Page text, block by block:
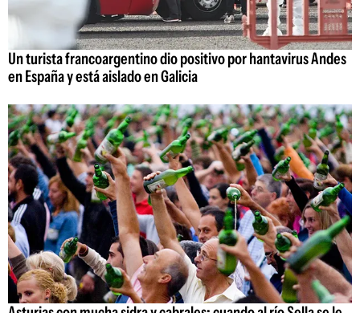
Un turista francoargentino dio positivo por hantavirus Andes
en España y está aislado en Galicia